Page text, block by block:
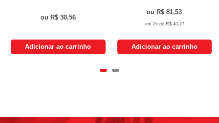
R$ 30,56
Adicionar ao carrinho
R$ 81,53
2x de R$ 40,77
Adicionar ao carrinho